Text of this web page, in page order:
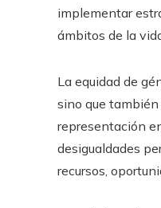
implementar
ámbitos de la
La equidad de
sino que
representación
desigualdades
recursos,